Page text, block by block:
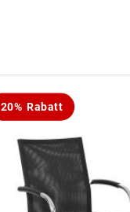
20% Rabatt